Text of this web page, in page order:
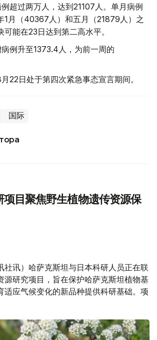
超过两万人，达到21107人。单月病例
1月（40367人）和五月（21879人）之
可能在23日达到第二高水平。
例升至1373.4人，为前一周的
22日处于第四次紧急事态宣言期间。
国际
项目聚焦野生植物遗传资源保
社讯）哈萨克斯坦与日本科研人员正在联
源研究项目，旨在保护哈萨克斯坦植物基
适应气候变化的新品种提供科研基础。项